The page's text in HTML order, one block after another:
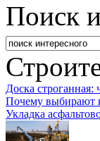
Поиск
Доска строганная:
Почему выбирают
Укладка